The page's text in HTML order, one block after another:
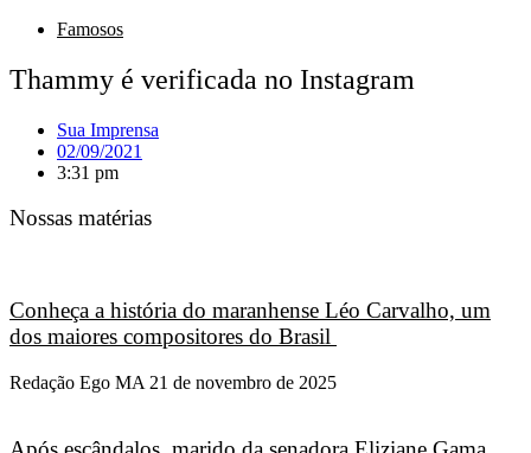
Famosos
Thammy é verificada no Instagram
Sua Imprensa
02/09/2021
3:31 pm
Nossas matérias
Conheça a história do maranhense Léo Carvalho, um
dos maiores compositores do Brasil
Redação Ego MA 21 de novembro de 2025